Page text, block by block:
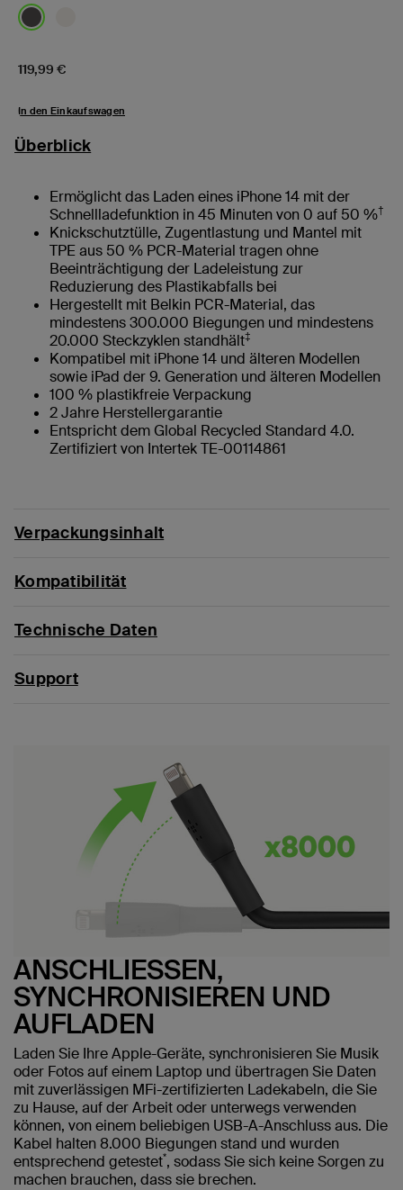
Price:
119,99 €
In den Einkaufswagen
Überblick
Ermöglicht das Laden eines iPhone 14 mit der
Schnellladefunktion in 45 Minuten von 0 auf 50 %†
Knickschutztülle, Zugentlastung und Mantel mit
TPE aus 50 % PCR-Material tragen ohne
Beeinträchtigung der Ladeleistung zur
Reduzierung des Plastikabfalls bei
Hergestellt mit Belkin PCR-Material, das
mindestens 300.000 Biegungen und mindestens
20.000 Steckzyklen standhält‡
Kompatibel mit iPhone 14 und älteren Modellen
sowie iPad der 9. Generation und älteren Modellen
100 % plastikfreie Verpackung
2 Jahre Herstellergarantie
Entspricht dem Global Recycled Standard 4.0.
Zertifiziert von Intertek TE-00114861
Verpackungsinhalt
Kompatibilität
Technische Daten
Support
ANSCHLIESSEN,
SYNCHRONISIEREN UND
AUFLADEN
Laden Sie Ihre Apple-Geräte, synchronisieren Sie Musik
oder Fotos auf einem Laptop und übertragen Sie Daten
mit zuverlässigen MFi-zertifizierten Ladekabeln, die Sie
zu Hause, auf der Arbeit oder unterwegs verwenden
können, von einem beliebigen USB-A-Anschluss aus. Die
Kabel halten 8.000 Biegungen stand und wurden
entsprechend getestet*, sodass Sie sich keine Sorgen zu
machen brauchen, dass sie brechen.